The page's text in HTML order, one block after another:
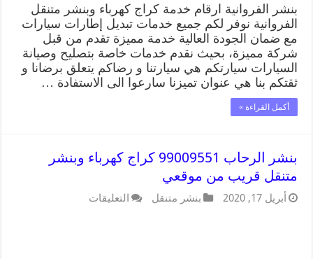
بنشر الفروانية ارقام خدمة كراج كهرباء وبنشر متنقل
الفروانية نوفر لكم جميع خدمات تبديل إطارات سيارات
مع ضمان الجودة العالية خدمة مميزة تقدم من قبل
شركة مميزة، بحيث نقدم خدمات خاصة بتصليح وصيانة
السيارات سيارتكم هي سيارتنا و رضاكم يتعلق برضانا و
ثقتكم بنا هي عنوان تميزنا سارعوا الى الاستفادة …
أكمل القراءة »
بنشر الرحاب 99009551 كراج كهرباء وبنشر
متنقل قريب من موقعي
أبريل 17, 2020 بنشر متنقل التعليقات